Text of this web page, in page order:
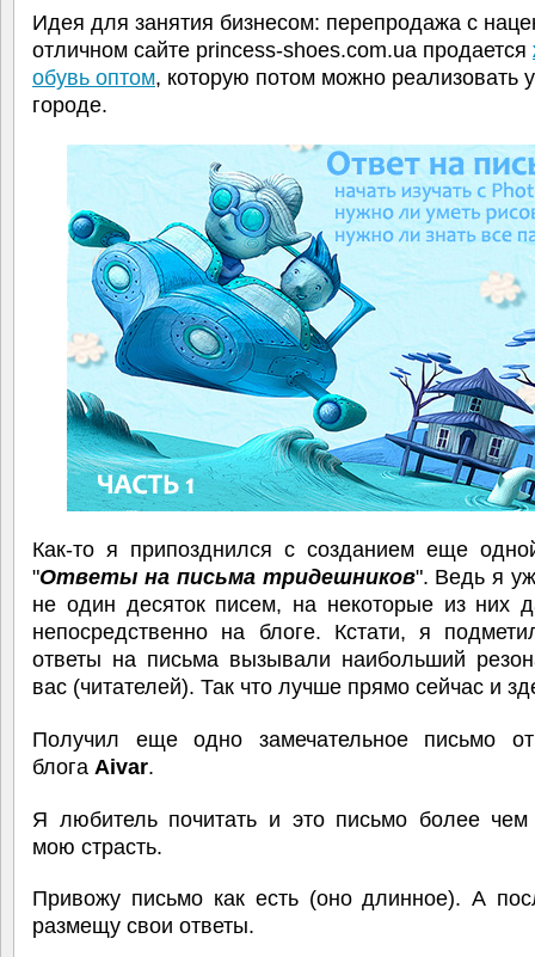
Идея для занятия бизнесом: перепродажа с
отличном сайте princess-shoes.com.ua продается
обувь оптом, которую потом можно реализовать
городе.
Как-то я припозднился с созданием еще
"Ответы на письма тридешников". Ведь я
не один десяток писем, на некоторые из них
непосредственно на блоге. Кстати, я
ответы на письма вызывали наибольший
вас (читателей). Так что лучше прямо сейчас и
Получил еще одно замечательное письмо от
блога Aivar.
Я любитель почитать и это письмо более
мою страсть.
Привожу письмо как есть (оно длинное). А
размещу свои ответы.